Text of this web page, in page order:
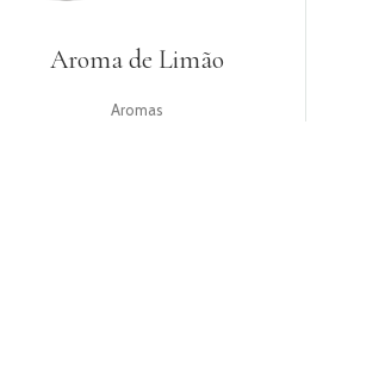
Aroma de Limão
Aromas